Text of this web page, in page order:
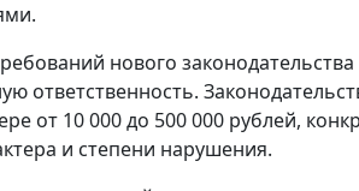
нового
ответственность.
от 10 000 до 500 000 рублей,
и степени нарушения.